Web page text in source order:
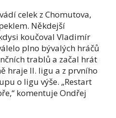
celek z Chomutova,
Někdejší
koučoval Vladimír
plno bývalých hráčů
trablů a začal hrát
hraje II. ligu a z prvního
o ligu výše. „Restart
komentuje Ondřej